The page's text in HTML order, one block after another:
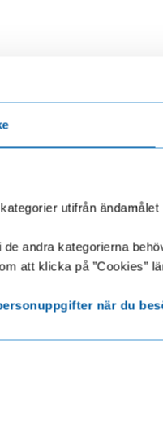
utifrån
andra kategorierna
att klicka på ”Cookies”
när du